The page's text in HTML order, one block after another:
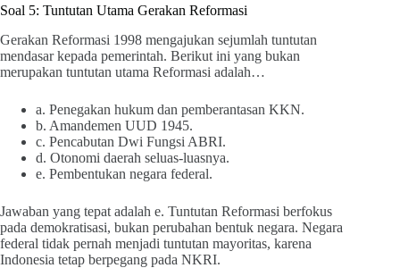
Soal 5: Tuntutan Utama Gerakan Reformasi
Gerakan Reformasi 1998 mengajukan sejumlah tuntutan
mendasar kepada pemerintah. Berikut ini yang bukan
merupakan tuntutan utama Reformasi adalah…
a. Penegakan hukum dan pemberantasan KKN.
b. Amandemen UUD 1945.
c. Pencabutan Dwi Fungsi ABRI.
d. Otonomi daerah seluas-luasnya.
e. Pembentukan negara federal.
Jawaban yang tepat adalah e. Tuntutan Reformasi berfokus
pada demokratisasi, bukan perubahan bentuk negara. Negara
federal tidak pernah menjadi tuntutan mayoritas, karena
Indonesia tetap berpegang pada NKRI.